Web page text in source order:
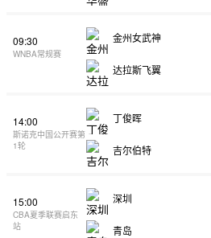
09:30
WNBA常规赛
金州女武神
达拉斯飞翼
14:00
斯诺克中国公开赛第
1轮
丁俊晖
吉尔伯特
15:00
CBA夏季联赛启东
站
深圳
青岛